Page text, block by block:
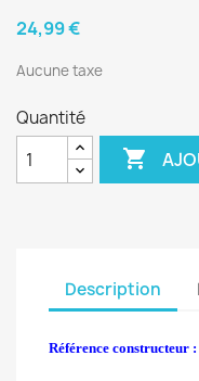
24,99 €
Aucune taxe
Quantité

Description
Référence constructeur :